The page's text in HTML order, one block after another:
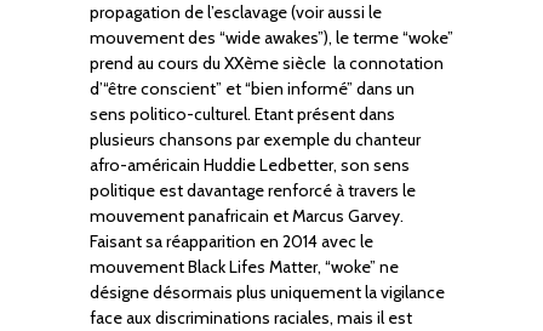
propagation de l’esclavage (voir aussi le
mouvement des “wide awakes”), le terme “woke”
prend au cours du XXème siècle la connotation
d’“être conscient” et “bien informé” dans un
sens politico-culturel. Etant présent dans
plusieurs chansons par exemple du chanteur
afro-américain Huddie Ledbetter, son sens
politique est davantage renforcé à travers le
mouvement panafricain et Marcus Garvey.
Faisant sa réapparition en 2014 avec le
mouvement Black Lifes Matter, “woke” ne
désigne désormais plus uniquement la vigilance
face aux discriminations raciales, mais il est